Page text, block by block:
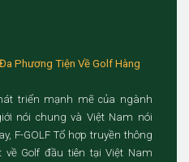
Phương Tiện Về Golf Hàng
triển mạnh mẽ của ngành
nói chung và Việt Nam nói
F-GOLF Tổ hợp truyền thông
Golf đầu tiên tại Việt Nam